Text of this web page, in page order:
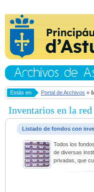
Estás en Portal de Archivos »
Inventarios en la red
Listado de fondos con
Todos los
de diversas
privadas, que